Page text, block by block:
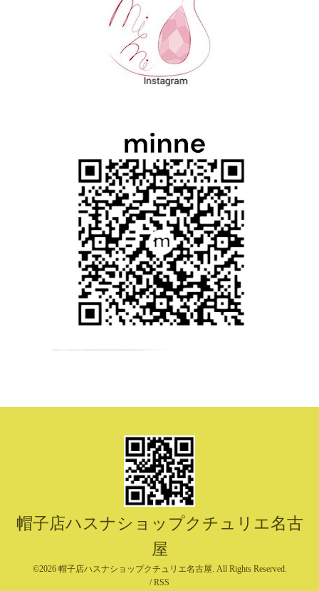
帽子店ハスナショップクチュリエ名古
屋
©2026 帽子店ハスナショップクチュリエ名古屋. All Rights Reserved.
/RSS